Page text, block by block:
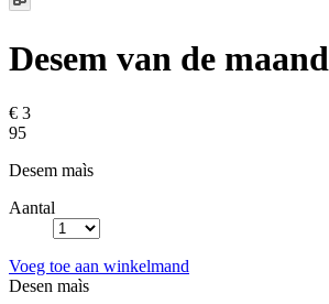
Desem van de maand
€ 3
95
Desem maìs
Aantal
Voeg toe aan winkelmand
Desen maìs